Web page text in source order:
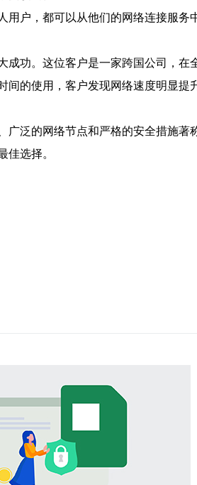
户，都可以从他们的网络连接服
功。这位客户是一家跨国公司，
的使用，客户发现网络速度明显
泛的网络节点和严格的安全措施
佳选择。